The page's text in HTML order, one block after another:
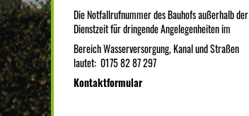
Die Notfallrufnummer des Bauhofs außerhalb der
Dienstzeit für dringende Angelegenheiten im
Bereich Wasserversorgung, Kanal und Straßen
lautet: 0175 82 87 297
Kontaktformular